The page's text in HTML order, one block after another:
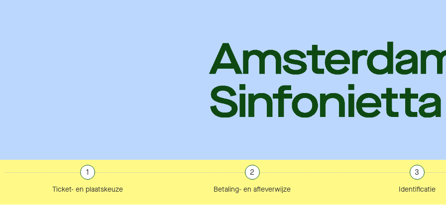
1
Ticket- en plaatskeuze
2
Betaling- en afleverwijze
3
Identificatie